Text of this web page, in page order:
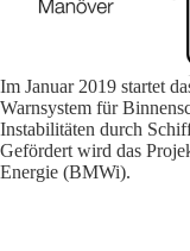
Im Januar 2019 startet
Warnsystem für
Instabilitäten durch
Gefördert wird das
Energie (BMWi).